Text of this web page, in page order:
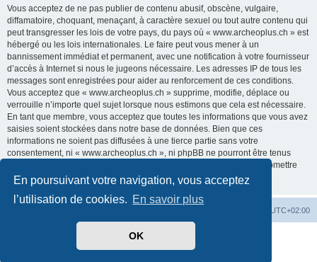
En poursuivant votre navigation, vous acceptez
l’utilisation de cookies. En savoir plus
OK
Vous acceptez de ne pas publier de contenu abusif, obscène, vulgaire,
diffamatoire, choquant, menaçant, à caractère sexuel ou tout autre contenu qui
peut transgresser les lois de votre pays, du pays où « www.archeoplus.ch » est
hébergé ou les lois internationales. Le faire peut vous mener à un
bannissement immédiat et permanent, avec une notification à votre fournisseur
d’accès à Internet si nous le jugeons nécessaire. Les adresses IP de tous les
messages sont enregistrées pour aider au renforcement de ces conditions.
Vous acceptez que « www.archeoplus.ch » supprime, modifie, déplace ou
verrouille n’importe quel sujet lorsque nous estimons que cela est nécessaire.
En tant que membre, vous acceptez que toutes les informations que vous avez
saisies soient stockées dans notre base de données. Bien que ces
informations ne soient pas diffusées à une tierce partie sans votre
consentement, ni « www.archeoplus.ch », ni phpBB ne pourront être tenus
comme responsables en cas de tentative de piratage visant à compromettre
les données.
UTC+02:00
phpBB ® Forum Software © phpBB Limited
phpBB-fr.com